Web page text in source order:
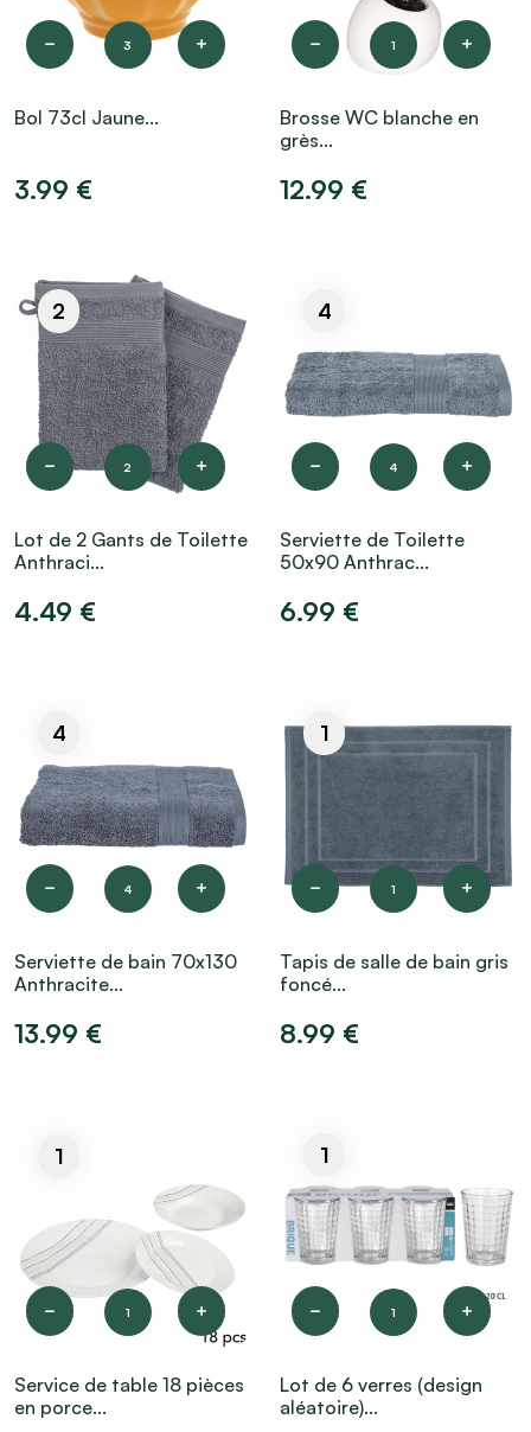
3
Bol 73cl Jaune...
3.99 €
1
Brosse WC blanche en
grès...
12.99 €
2
2
Lot de 2 Gants de Toilette
Anthraci...
4.49 €
4
4
Serviette de Toilette
50x90 Anthrac...
6.99 €
4
4
Serviette de bain 70x130
Anthracite...
13.99 €
1
1
Tapis de salle de bain gris
foncé...
8.99 €
1
1
Service de table 18 pièces
en porce...
1
1
Lot de 6 verres (design
aléatoire)...